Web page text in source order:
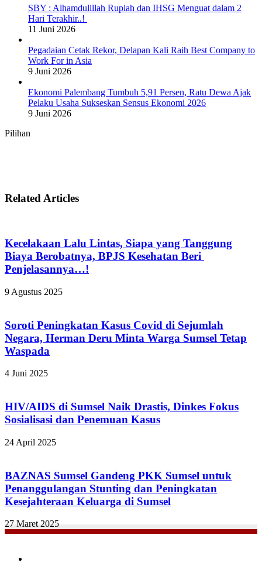
SBY : Alhamdulillah Rupiah dan IHSG Menguat dalam 2
Hari Terakhir..!
11 Juni 2026
Pegadaian Cetak Rekor, Delapan Kali Raih Best Company to
Work For in Asia
9 Juni 2026
Ekonomi Palembang Tumbuh 5,91 Persen, Ratu Dewa Ajak
Pelaku Usaha Sukseskan Sensus Ekonomi 2026
9 Juni 2026
Pilihan
Related Articles
Kecelakaan Lalu Lintas, Siapa yang Tanggung
Biaya Berobatnya, BPJS Kesehatan Beri
Penjelasannya…!
9 Agustus 2025
Soroti Peningkatan Kasus Covid di Sejumlah
Negara, Herman Deru Minta Warga Sumsel Tetap
Waspada
4 Juni 2025
HIV/AIDS di Sumsel Naik Drastis, Dinkes Fokus
Sosialisasi dan Penemuan Kasus
24 April 2025
BAZNAS Sumsel Gandeng PKK Sumsel untuk
Penanggulangan Stunting dan Peningkatan
Kesejahteraan Keluarga di Sumsel
27 Maret 2025